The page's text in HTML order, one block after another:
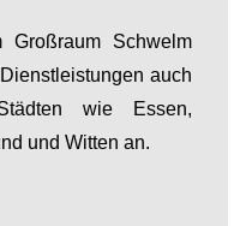
Schwelm
auch
wie Essen,
und Witten an.